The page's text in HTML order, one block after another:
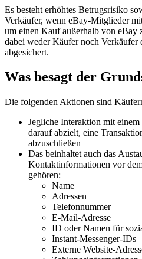
Es besteht erhöhtes Betrugsrisiko
Verkäufer, wenn eBay-Mitglieder
um einen Kauf außerhalb von eBay
dabei weder Käufer noch Verkäufer
abgesichert.
Was besagt der
Die folgenden Aktionen sind
Jegliche Interaktion mit
darauf abzielt, eine
abzuschließen
Das beinhaltet auch das
Kontaktinformationen vor
gehören:
Name
Adressen
Telefonnummer
E-Mail-Adresse
ID oder Namen für
Instant-Messenger-IDs
Externe Website-